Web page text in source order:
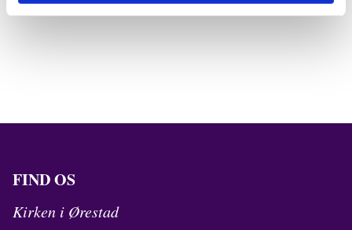
FIND OS
Kirken i Ørestad